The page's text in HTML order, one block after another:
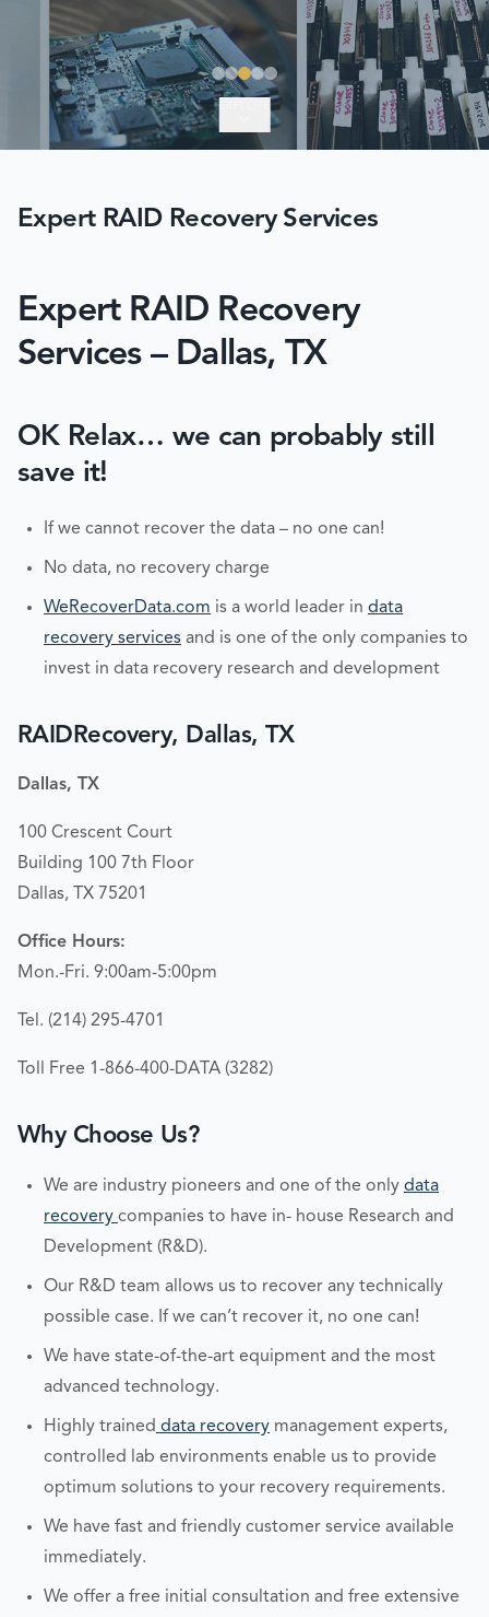
Expert RAID Recovery Services
Expert RAID Recovery
Services – Dallas, TX
OK Relax… we can probably still
save it!
If we cannot recover the data – no one can!
No data, no recovery charge
WeRecoverData.com is a world leader in data
recovery services and is one of the only companies to
invest in data recovery research and development
RAIDRecovery, Dallas, TX
Dallas, TX
100 Crescent Court
Building 100 7th Floor
Dallas, TX 75201
Office Hours:
Mon.-Fri. 9:00am-5:00pm
Tel. (214) 295-4701
Toll Free 1-866-400-DATA (3282)
Why Choose Us?
We are industry pioneers and one of the only data
recovery companies to have in- house Research and
Development (R&D).
Our R&D team allows us to recover any technically
possible case. If we can’t recover it, no one can!
We have state-of-the-art equipment and the most
advanced technology.
Highly trained data recovery management experts,
controlled lab environments enable us to provide
optimum solutions to your recovery requirements.
We have fast and friendly customer service available
immediately.
We offer a free initial consultation and free extensive